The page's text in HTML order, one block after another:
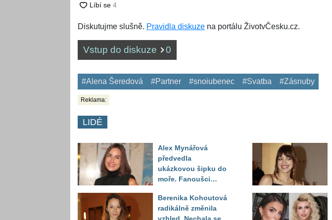
Diskutujme slušně. Pravidla diskuze na portálu ŽivotvČesku.cz.
Vstup do diskuze 0
#Alena Šeredová #Partner #snoiubenec #Svatba #Zásnuby
Reklama:
LIDÉ
Alex Mynářová
předvedla
ukázkovou šipku do
moře. Fanoušci
toho vypadá
Berenika Kohoutová
radikálně změnila